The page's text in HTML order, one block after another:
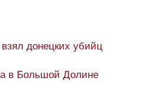
донецких убийц
в Большой Долине